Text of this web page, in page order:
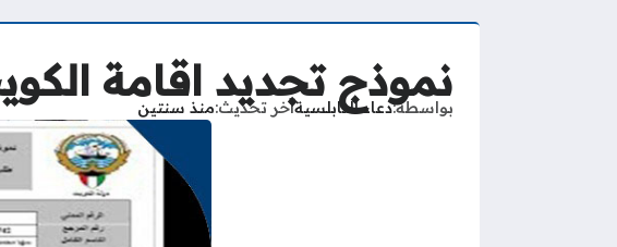
نموذج تجديد اقامة
بواسطةدعاء النابلسيةآخر تحديث منذ سنتين